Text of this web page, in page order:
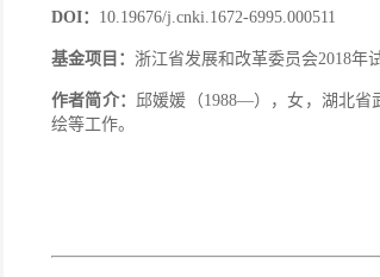
DOI： 10.19676/j.cnki.1672-6995.000511
基金项目： 浙江省发展和改革委员会2018年
作者简介：
邱媛媛（1988—），女，湖北省
绘等工作。